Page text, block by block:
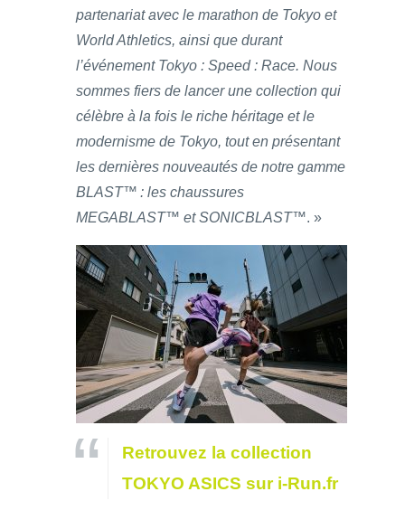
partenariat avec le marathon de Tokyo et
World Athletics, ainsi que durant
l’événement Tokyo : Speed : Race. Nous
sommes fiers de lancer une collection qui
célèbre à la fois le riche héritage et le
modernisme de Tokyo, tout en présentant
les dernières nouveautés de notre gamme
BLAST™ : les chaussures
MEGABLAST™ et SONICBLAST™. »
Retrouvez la collection
TOKYO ASICS sur i-Run.fr